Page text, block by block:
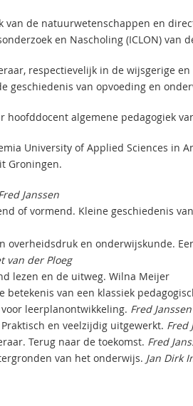
van de natuurwetenschappen en
en Nascholing (ICLON) van
respectievelijk in de wijsgerige
geschiedenis van opvoeding en
algemene pedagogiek
University of Applied Sciences in
Groningen.
Janssen
of vormend. Kleine geschiedenis
overheidsdruk en onderwijskunde.
van der Ploeg
lezen en de uitweg. Wilna Meijer
betekenis van een klassiek
leerplanontwikkeling. Fred Janssen
en veelzijdig uitgewerkt. Fred
Terug naar de toekomst. Fred
van het onderwijs. Jan Dirk